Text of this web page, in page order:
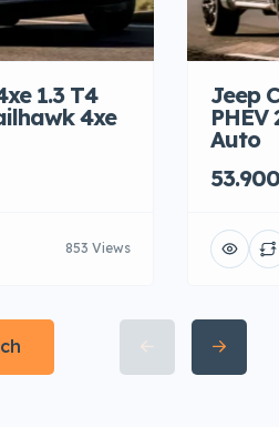
1.3 T4
4xe
853 Views
Jeep
Auto